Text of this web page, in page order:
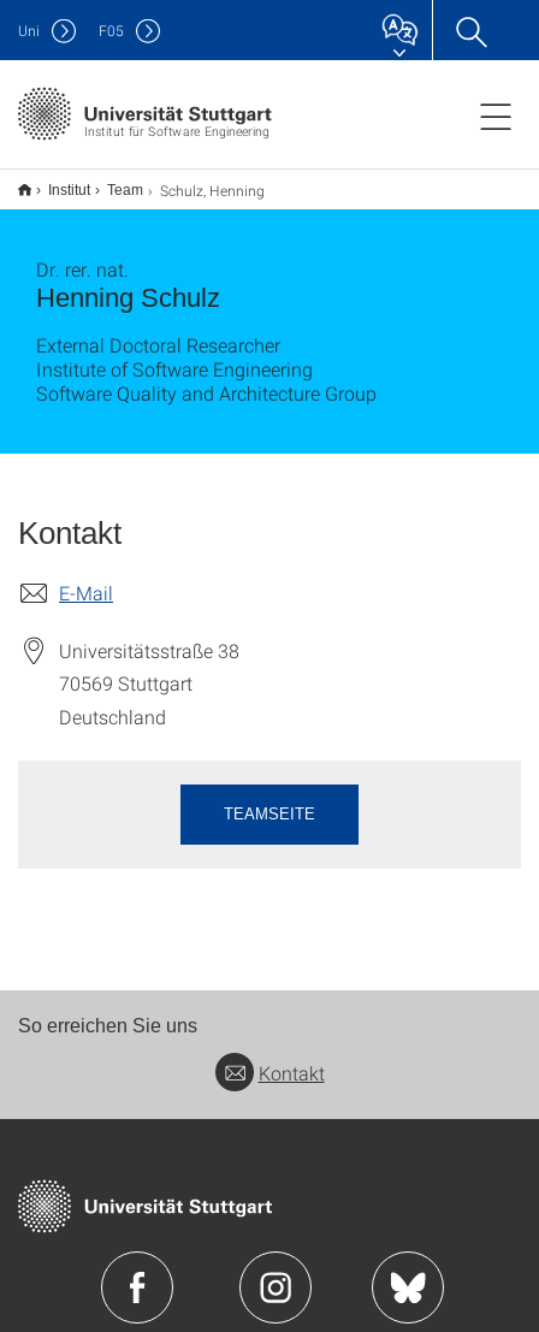
Institut für Software Engineering
Uni F05
Institut Team Schulz, Henning
Henning Schulz
Dr. rer. nat.
External Doctoral Researcher
Institute of Software Engineering
Software Quality and Architecture Group
Kontakt
E-Mail
Universitätsstraße 38
70569 Stuttgart
Deutschland
TEAMSEITE
So erreichen Sie uns
Kontakt